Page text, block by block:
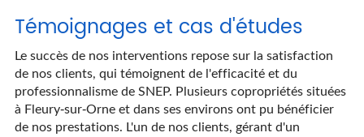
Témoignages et cas d'études
Le succès de nos interventions repose sur la satisfaction
de nos clients, qui témoignent de l'efficacité et du
professionnalisme de SNEP. Plusieurs copropriétés situées
à Fleury-sur-Orne et dans ses environs ont pu bénéficier
de nos prestations. L'un de nos clients, gérant d'un